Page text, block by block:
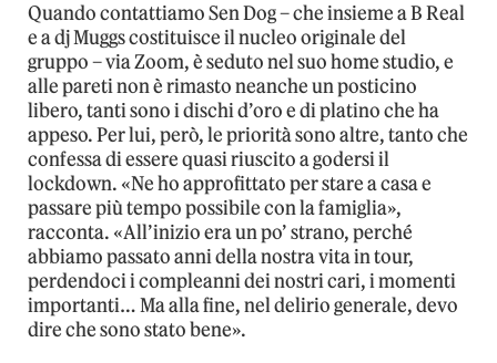
Quando contattiamo Sen Dog – che insieme a B Real
e a dj Muggs costituisce il nucleo originale del
gruppo – via Zoom, è seduto nel suo home studio, e
alle pareti non è rimasto neanche un posticino
libero, tanti sono i dischi d’oro e di platino che ha
appeso. Per lui, però, le priorità sono altre, tanto che
confessa di essere quasi riuscito a godersi il
lockdown. «Ne ho approfittato per stare a casa e
passare più tempo possibile con la famiglia»,
racconta. «All’inizio era un po’ strano, perché
abbiamo passato anni della nostra vita in tour,
perdendoci i compleanni dei nostri cari, i momenti
importanti… Ma alla fine, nel delirio generale, devo
dire che sono stato bene».